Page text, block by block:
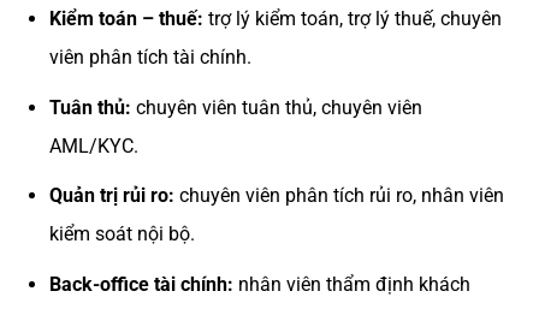
Kiểm toán – thuế: trợ lý kiểm toán, trợ lý thuế, chuyên
viên phân tích tài chính.
Tuân thủ: chuyên viên tuân thủ, chuyên viên
AML/KYC.
Quản trị rủi ro: chuyên viên phân tích rủi ro, nhân viên
kiểm soát nội bộ.
Back-office tài chính: nhân viên thẩm định khách